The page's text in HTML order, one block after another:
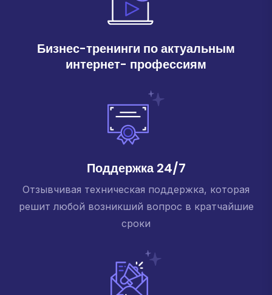
Бизнес-тренинги по актуальным
интернет- профессиям
Поддержка 24/7
Отзывчивая техническая поддержка, которая
решит любой возникший вопрос в кратчайшие
сроки